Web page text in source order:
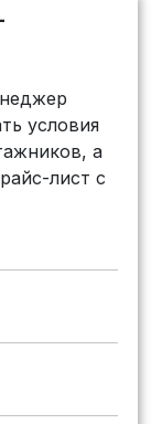
условия
а
лист с